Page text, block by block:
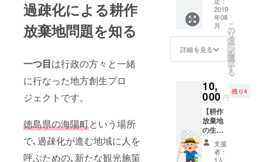
過疎化による耕作
放棄地問題を知る
一つ目は行政の方々と一緒
に行なった地方創生プロ
ジェクトです。
徳島県の海陽町という場所
で､過疎化が進む地域に人を
呼ぶための､新たな観光施策
※ランチ
は90
分、
ディ
ナーは2
時間ま
す。 ※
その際
にかか
る食事
代は別
途ご負
担くだ
さい。
際には
近くの
田んぼ
で取れ
たお米
をご提
供致し
＊日程:
2019年
4月頃
＊場所:
千葉県
利用い
ただけ
ます 先
着順で5
組様限
定とさ
ます。
内容と
しまし
ては ・
収穫体
験 ・交
流会 の
二つを
考えて
2019
年08
月
詳細を見る
こ
の
リ
タ
ー
ン
を
選
択
す
る
10,
000 円
残り4
【耕作
放棄地
の生物
たちと
遊びな
がら学
支援
者：
1人